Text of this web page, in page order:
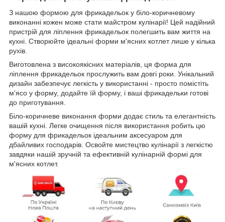
З нашою формою для фрикадельок у біло-коричневому
виконанні кожен може стати майстром кулінарії! Цей надійний
пристрій для ліплення фрикадельок полегшить вам життя на
кухні. Створюйте ідеальні форми м'ясних котлет лише у кілька
рухів.
Виготовлена з високоякісних матеріалів, ця форма для
ліплення фрикадельок прослужить вам довгі роки. Унікальний
дизайн забезпечує легкість у використанні - просто помістіть
м'ясо у форму, додайте їй форму, і ваші фрикадельки готові
до приготування.
Біло-коричневе виконання форми додає стиль та елегантність
вашій кухні. Легке очищення після використання робить цю
форму для фрикадельок ідеальним аксесуаром для
дбайливих господарів. Освойте мистецтво кулінарії з легкістю
завдяки нашій зручній та ефективній кулінарній формі для
м'ясних котлет.